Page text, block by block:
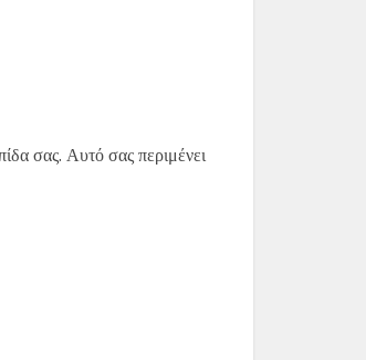
σας. Αυτό σας περιμένει